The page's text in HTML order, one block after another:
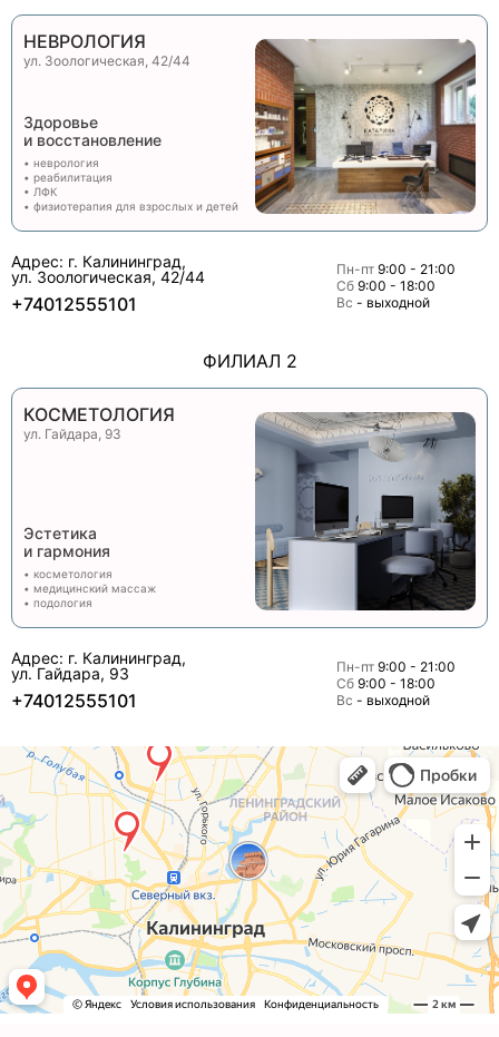
НЕВРОЛОГИЯ
ул. Зоологическая, 42/44
Здоровье
и восстановление
• неврология
• реабилитация
• ЛФК
• физиотерапия для взрослых и детей
Адрес: г. Калининград,
ул. Зоологическая, 42/44
+74012555101
Пн-пт 9:00 - 21:00
Сб 9:00 - 18:00
Вс - выходной
ФИЛИАЛ 2
КОСМЕТОЛОГИЯ
ул. Гайдара, 93
Эстетика
и гармония
• косметология
• медицинский массаж
• подология
Адрес: г. Калининград,
ул. Гайдара, 93
+74012555101
Пн-пт 9:00 - 21:00
Сб 9:00 - 18:00
Вс - выходной